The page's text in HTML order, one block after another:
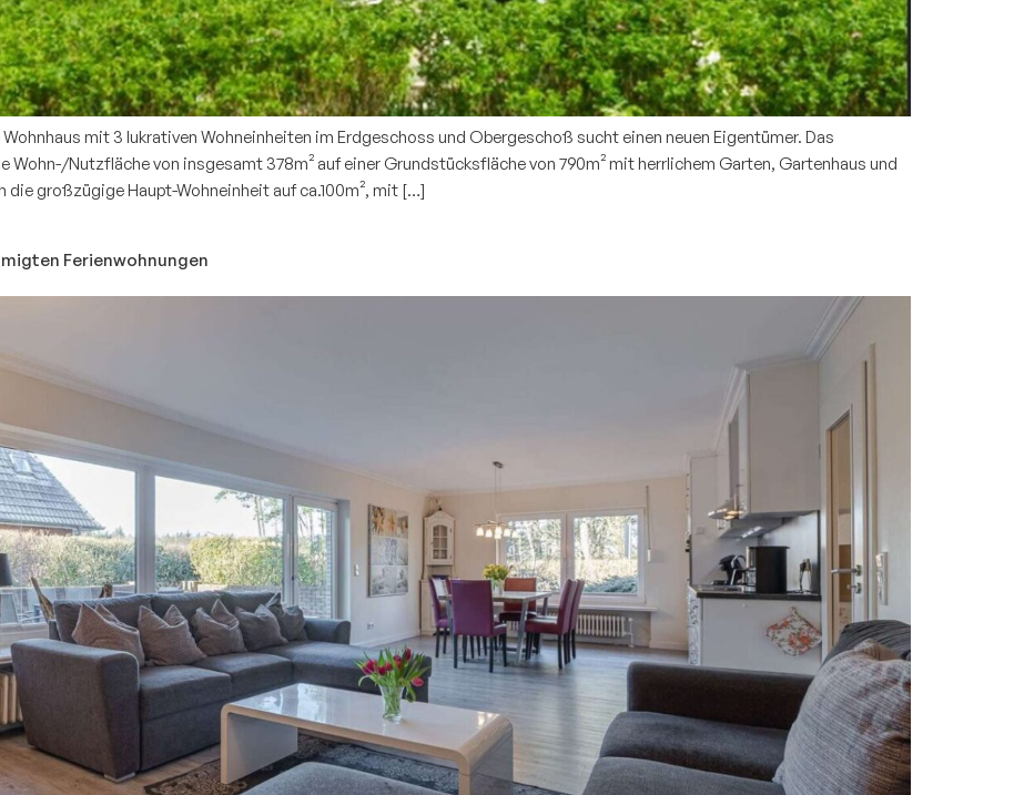
mit 3 lukrativen Wohneinheiten im Erdgeschoss und Obergeschoß sucht einen neuen Eigentümer. Das
Wohn-/Nutzfläche von insgesamt 378m² auf einer Grundstücksfläche von 790m² mit herrlichem Garten, Gartenhaus und
die großzügige Haupt-Wohneinheit auf ca.100m², mit […]
Ferienwohnungen